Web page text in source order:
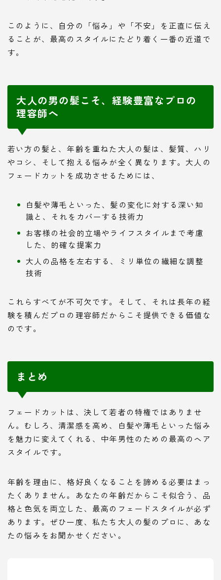
このように、自分の「悩み」や「不安」を正直に伝え
ることが、最高のスタイルにたどり着く一番の近道で
す。
大人の男の髪こそ、経験豊富なプロの
理容師へ
若い方の髪と、年齢を重ねた大人の髪は、髪質、ハリ
やコシ、そして抱える悩みが全く異なります。大人の
フェードカットを成功させるためには、
白髪や薄毛といった、髪の変化に対する深い知
識と、それをカバーする技術力
お客様の社会的立場やライフスタイルまで考慮
した、的確な提案力
大人の品格を左右する、ミリ単位の繊細な調整
技術
これらすべてが不可欠です。そして、それは長年の経
験を積んだプロの理容師だからこそ提供できる価値な
のです。
まとめ
フェードカットは、決して若者の特権ではありませ
ん。むしろ、清潔感を高め、白髪や薄毛といった悩み
を魅力に変えてくれる、中年男性のための最高のヘア
スタイルです。
年齢を理由に、格好良くなることを諦める必要はまっ
たくありません。あなたの年齢だからこそ似合う、品
格と色気を両立した、最高のフェードスタイルが必ず
あります。ぜひ一度、私たち大人の髪のプロに、あな
たの悩みをお聞かせください。